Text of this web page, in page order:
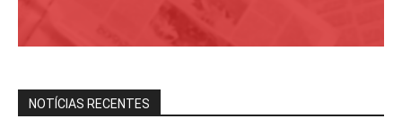
NOTÍCIAS RECENTES